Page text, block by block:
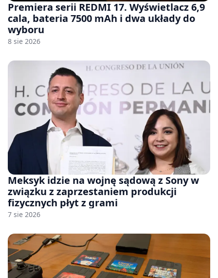
Premiera serii REDMI 17. Wyświetlacz 6,9
cala, bateria 7500 mAh i dwa układy do
wyboru
8 sie 2026
Meksyk idzie na wojnę sądową z Sony w
związku z zaprzestaniem produkcji
fizycznych płyt z grami
7 sie 2026